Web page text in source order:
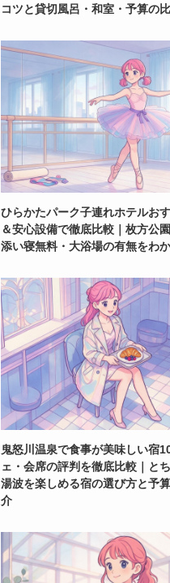
コツと貸切風呂・和室・予算の
ひらかたパーク子連れホテルお
＆安心設備で徹底比較｜枚方公
添い寝無料・大浴場の有無をわ
鬼怒川温泉で食事が美味しい宿
ェ・会席の評判を徹底比較｜と
湯波を楽しめる宿の選び方と予
介